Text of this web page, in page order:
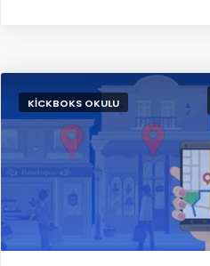
KICKBOKS OKULU